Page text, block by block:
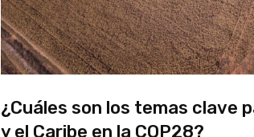
¿Cuáles son los temas clave
y el Caribe en la COP28?